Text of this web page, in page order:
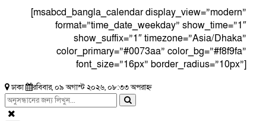
[msabcd_bangla_calendar display_view=”modern”
format=”time_date_weekday” show_time=”1″
show_suffix=”1″ timezone=”Asia/Dhaka”
color_primary=”#0073aa” color_bg=”#f8f9fa”
font_size=”16px” border_radius=”10px”]
ঢাকা রবিবার, ০৯ অগাস্ট ২০২৬, ০৮:৩৩ অপরাহ্ন